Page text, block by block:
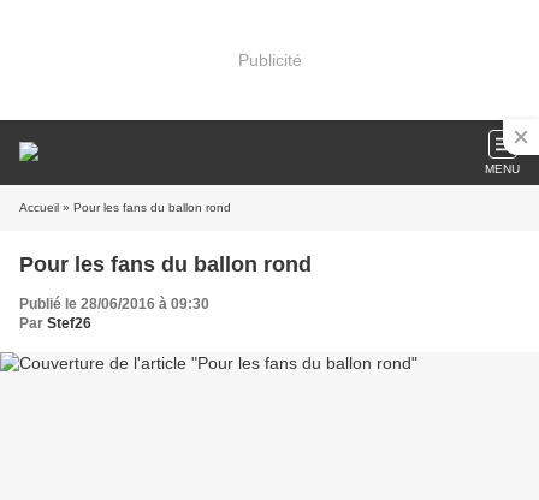
Publicité
MENU
Accueil » Pour les fans du ballon rond
Pour les fans du ballon rond
Publié le 28/06/2016 à 09:30
Par Stef26